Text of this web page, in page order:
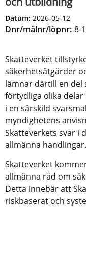
Datum: 2026-05-12
Dnr/målnr/löpnr: 8-
Skatteverket
säkerhetsåtgärder
lämnar därtill en
förtydliga olika
i en särskild
myndighetens
Skatteverkets svar i
allmänna handlingar.
Skatteverket
allmänna råd om
Detta innebär att
riskbaserat och